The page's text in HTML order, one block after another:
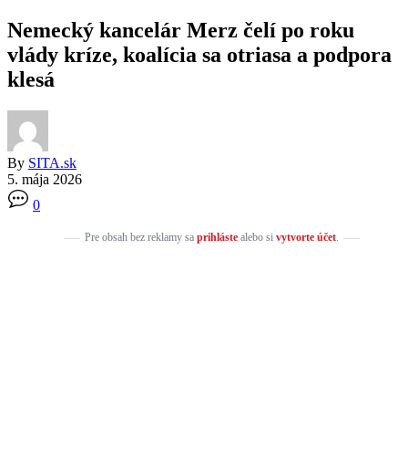
Nemecký kancelár Merz čelí po roku
vlády kríze, koalícia sa otriasa a podpora
klesá
By SITA.sk
5. mája 2026
0
Pre obsah bez reklamy sa prihlástealebo si vytvorte účet.